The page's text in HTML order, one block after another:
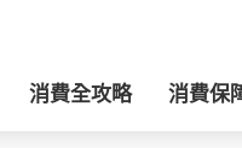
消費全攻略 消費保